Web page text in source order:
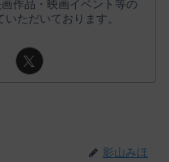
作品・映画イベント等の
ただいております。
影山みほ